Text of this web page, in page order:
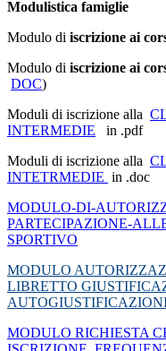
Modulistica famiglie
Modulo di iscrizione ai
Modulo di iscrizione ai
DOC)
Moduli di iscrizione alla
INTERMEDIE in .pdf
Moduli di iscrizione alla
INTETRMEDIE in .doc
MODULO-DI-
PARTECIPAZIONE-
SPORTIVO
MODULO
LIBRETTO
MODULO RICHIESTA